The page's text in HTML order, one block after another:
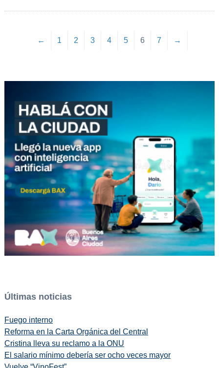
← 1 2 3 4 5 6 7 →
Últimas noticias
Fuego interno
Reforma en la Carta Orgánica del Central
Cristina lleva su reclamo a la ONU
El salario mínimo debería ser ocho veces mayor